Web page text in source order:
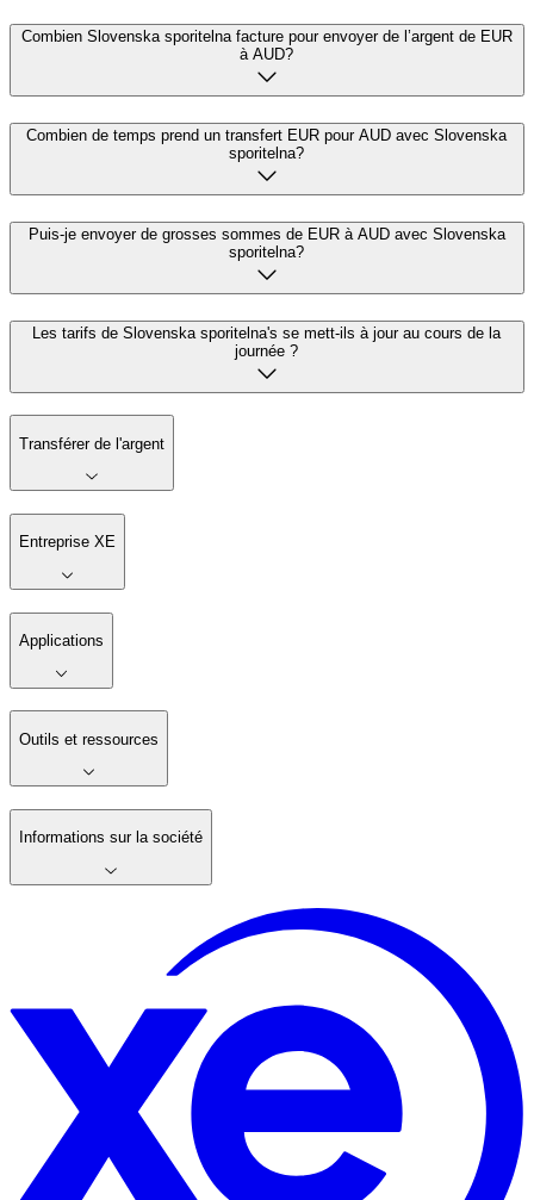
Combien Slovenska sporitelna facture pour envoyer de l’argent de EUR
à AUD?
Combien de temps prend un transfert EUR pour AUD avec Slovenska
sporitelna?
Puis-je envoyer de grosses sommes de EUR à AUD avec Slovenska
sporitelna?
Les tarifs de Slovenska sporitelna's se mett-ils à jour au cours de la
journée ?
Transférer de l'argent
Entreprise XE
Applications
Outils et ressources
Informations sur la société